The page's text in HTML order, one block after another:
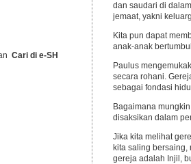
dan saudari di
jemaat, yakni
Kita pun dapat
anak-anak
Paulus
secara rohani.
sebagai fondasi
Bagaimana
disaksikan dalam
Jika kita melihat
kita saling
gereja adalah Injil,
Cari di e-SH